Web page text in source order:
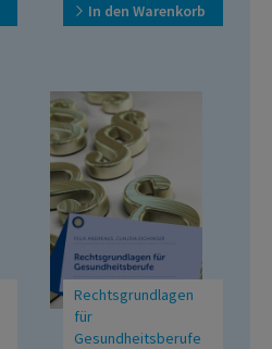
In den Warenkorb
Rechtsgrundlagen
für
Gesundheitsberufe